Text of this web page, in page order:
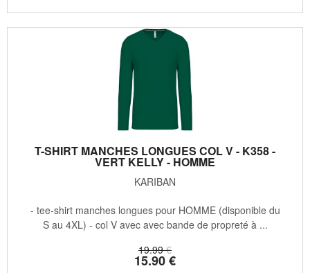
T-SHIRT MANCHES LONGUES COL V - K358 -
VERT KELLY - HOMME
KARIBAN
19.99 €
15.90€
- tee-shirt manches longues pour HOMME (disponible du
S au 4XL) - col V avec avec bande de propreté à ...